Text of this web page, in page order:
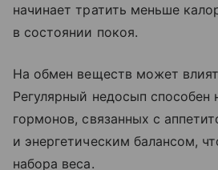
начинает тратить меньше
в состоянии покоя.
На обмен веществ может
Регулярный недосып способен
гормонов, связанных с
и энергетическим балансом,
набора веса.